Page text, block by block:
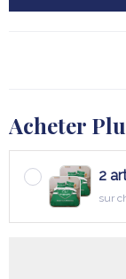
Acheter
2
sur